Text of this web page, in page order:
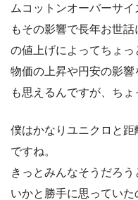
ムコットンオーバーサ
もその影響で長年お世
の値上げによってちょっ
物価の上昇や円安の影
も思えるんですが、ち
僕はかなりユニクロと
ですね。
きっとみんなそうだろ
いかと勝手に思ってい